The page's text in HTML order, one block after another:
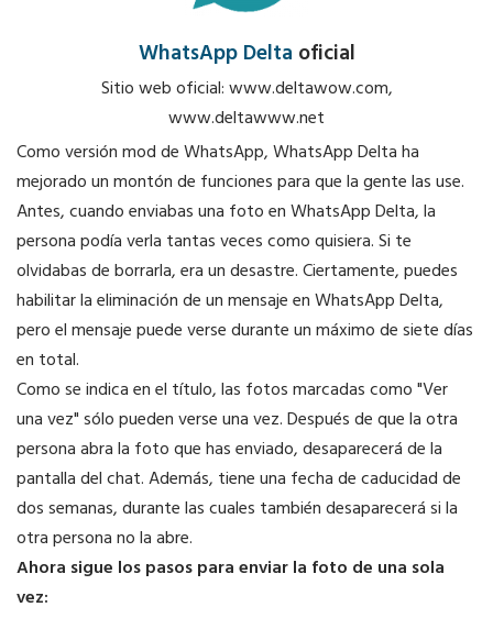
WhatsApp Deltaoficial
Sitio web oficial: www.deltawow.com,
www.deltawww.net
Como versión mod de WhatsApp, WhatsApp Delta ha
mejorado un montón de funciones para que la gente las use.
Antes, cuando enviabas una foto en WhatsApp Delta, la
persona podía verla tantas veces como quisiera. Si te
olvidabas de borrarla, era un desastre. Ciertamente, puedes
habilitar la eliminación de un mensaje en WhatsApp Delta,
pero el mensaje puede verse durante un máximo de siete días
en total.
Como se indica en el título, las fotos marcadas como "Ver
una vez" sólo pueden verse una vez. Después de que la otra
persona abra la foto que has enviado, desaparecerá de la
pantalla del chat. Además, tiene una fecha de caducidad de
dos semanas, durante las cuales también desaparecerá si la
otra persona no la abre.
Ahora sigue los pasos para enviar la foto de una sola
vez: